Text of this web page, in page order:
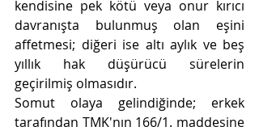
kendisine pek kötü veya onur kırıcı
davranışta bulunmuş olan eşini
affetmesi; diğeri ise altı aylık ve beş
yıllık hak düşürücü sürelerin
geçirilmiş olmasıdır.
Somut olaya gelindiğinde; erkek
tarafından TMK'nın 166/1. maddesine